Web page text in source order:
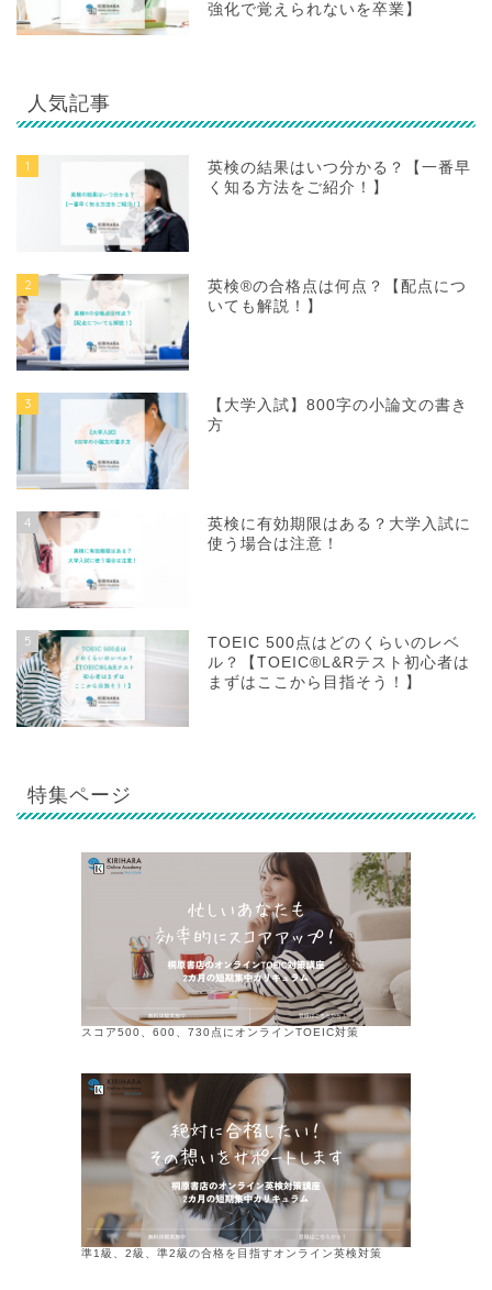
強化で覚えられないを卒業】
人気記事
1
英検の結果はいつ分かる？【一番早
く知る方法をご紹介！】
2
英検®の合格点は何点？【配点につ
いても解説！】
3
【大学入試】800字の小論文の書き
方
4
英検に有効期限はある？大学入試に
使う場合は注意！
5
TOEIC 500点はどのくらいのレベ
ル？【TOEIC®L&Rテスト初心者は
まずはここから目指そう！】
特集ページ
スコア500、600、730点にオンラインTOEIC対策
準1級、2級、準2級の合格を目指すオンライン英検対策